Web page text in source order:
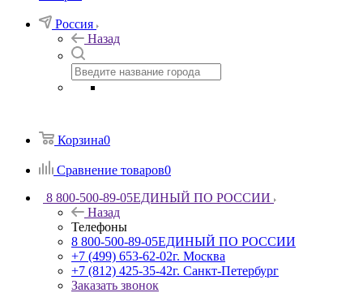
Россия
Назад
Корзина0
Сравнение товаров0
8 800-500-89-05ЕДИНЫЙ ПО РОССИИ
Назад
Телефоны
8 800-500-89-05ЕДИНЫЙ ПО РОССИИ
+7 (499) 653-62-02г. Москва
+7 (812) 425-35-42г. Санкт-Петербург
Заказать звонок